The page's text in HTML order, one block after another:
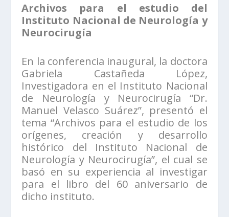
Archivos para el estudio del
Instituto Nacional de Neurología y
Neurocirugía
En la conferencia inaugural, la doctora
Gabriela Castañeda López,
Investigadora en el Instituto Nacional
de Neurología y Neurocirugía “Dr.
Manuel Velasco Suárez”, presentó el
tema “Archivos para el estudio de los
orígenes, creación y desarrollo
histórico del Instituto Nacional de
Neurología y Neurocirugía”, el cual se
basó en su experiencia al investigar
para el libro del 60 aniversario de
dicho instituto.